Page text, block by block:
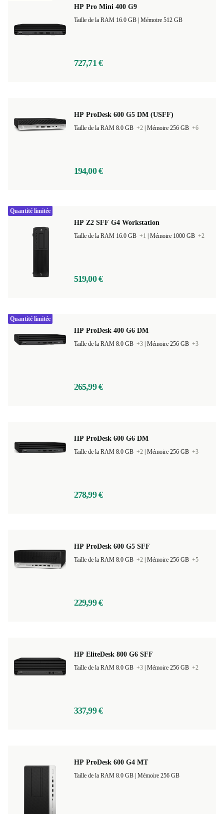
HP Pro Mini 400 G9
Mémoire 512 GB
727,71 €
HP ProDesk 600 G5 DM (USFF)
Taille de la RAM 8.0 GB +2 Mémoire 256 GB +6
194,00 €
HP Z2 SFF G4 Workstation
Taille de la RAM 16.0 GB +1 Mémoire 1000 GB +2
519,00 €
Quantité limitée
HP ProDesk 400 G6 DM
Taille de la RAM 8.0 GB +3 Mémoire 256 GB +3
265,99 €
Quantité limitée
HP ProDesk 600 G6 DM
Taille de la RAM 8.0 GB +2 Mémoire 256 GB +3
278,99 €
HP ProDesk 600 G5 SFF
Taille de la RAM 8.0 GB +2 Mémoire 256 GB +5
229,99 €
HP EliteDesk 800 G6 SFF
Taille de la RAM 8.0 GB +3 Mémoire 256 GB +2
337,99 €
HP ProDesk 600 G4 MT
Mémoire 256 GB